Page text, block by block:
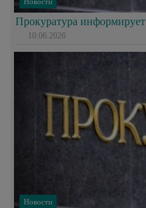
Прокуратура информирует
10.06.2026
Новости